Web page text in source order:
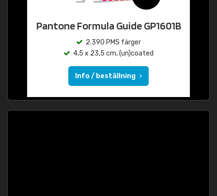
Pantone Formula Guide GP1601B
2.390 PMS färger
4,5 x 23,5 cm, (un)coated
Info / beställning